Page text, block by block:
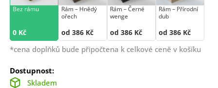
Bez rámu
0 Kč
Rám –⁠⁠⁠⁠⁠⁠ Hnědý
ořech
od 386 Kč
Rám –⁠⁠⁠⁠⁠⁠ Černé
wenge
od 386 Kč
Rám –⁠⁠⁠⁠⁠⁠ Přírodní
dub
od 386 Kč
*cena doplňků bude připočtena k celkové ceně v košíku
Dostupnost:
Skladem